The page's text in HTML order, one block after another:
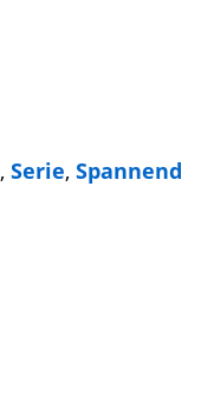
, Serie, Spannend